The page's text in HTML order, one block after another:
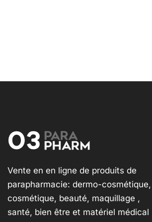
Vente en en ligne de produits de
parapharmacie: dermo-cosmétique,
cosmétique, beauté, maquillage ,
santé, bien être et matériel médical